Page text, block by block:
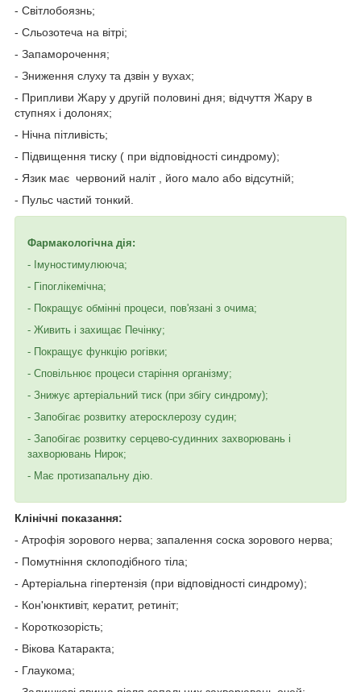
- Світлобоязнь;
- Сльозотеча на вітрі;
- Запаморочення;
- Зниження слуху та дзвін у вухах;
- Припливи Жару у другій половині дня; відчуття Жару в
ступнях і долонях;
- Нічна пітливість;
- Підвищення тиску ( при відповідності синдрому);
- Язик має червоний наліт , його мало або відсутній;
- Пульс частий тонкий.
Фармакологічна дія:
- Імуностимулююча;
- Гіпоглікемічна;
- Покращує обмінні процеси, пов'язані з очима;
- Живить і захищає Печінку;
- Покращує функцію рогівки;
- Сповільнює процеси старіння організму;
- Знижує артеріальний тиск (при збігу синдрому);
- Запобігає розвитку атеросклерозу судин;
- Запобігає розвитку серцево-судинних захворювань і
захворювань Нирок;
- Має протизапальну дію.
Клінічні показання:
- Атрофія зорового нерва; запалення соска зорового нерва;
- Помутніння склоподібного тіла;
- Артеріальна гіпертензія (при відповідності синдрому);
- Кон'юнктивіт, кератит, ретиніт;
- Короткозорість;
- Вікова Катаракта;
- Глаукома;